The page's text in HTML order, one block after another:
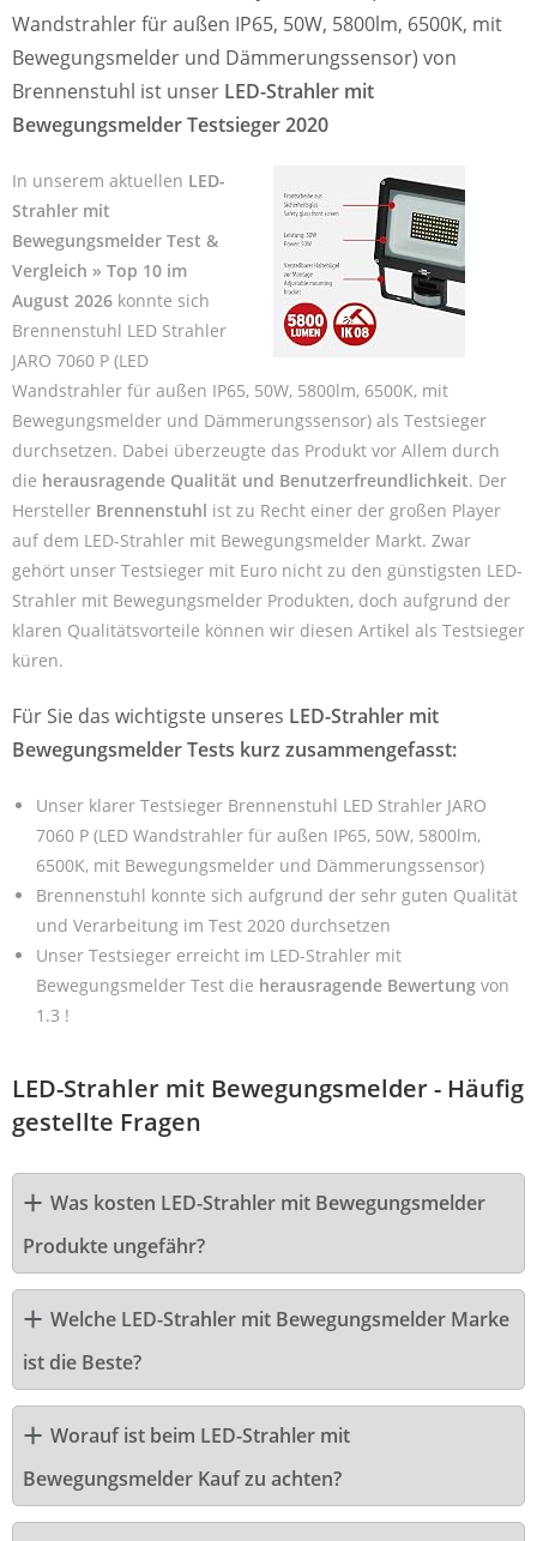
Wandstrahler für außen IP65, 50W, 5800lm, 6500K, mit
Bewegungsmelder und Dämmerungssensor) von
Brennenstuhl ist unser LED-Strahler mit
Bewegungsmelder Testsieger 2020
In unserem aktuellen LED-
Strahler mit
Bewegungsmelder Test &
Vergleich » Top 10 im
August 2026 konnte sich
Brennenstuhl LED Strahler
JARO 7060 P (LED
Wandstrahler für außen IP65, 50W, 5800lm, 6500K, mit
Bewegungsmelder und Dämmerungssensor) als Testsieger
durchsetzen. Dabei überzeugte das Produkt vor Allem durch
die herausragende Qualität und Benutzerfreundlichkeit. Der
Hersteller Brennenstuhl ist zu Recht einer der großen Player
auf dem LED-Strahler mit Bewegungsmelder Markt. Zwar
gehört unser Testsieger mit Euro nicht zu den günstigsten LED-
Strahler mit Bewegungsmelder Produkten, doch aufgrund der
klaren Qualitätsvorteile können wir diesen Artikel als Testsieger
küren.
Für Sie das wichtigste unseres LED-Strahler mit
Bewegungsmelder Tests kurz zusammengefasst:
Unser klarer Testsieger Brennenstuhl LED Strahler JARO
7060 P (LED Wandstrahler für außen IP65, 50W, 5800lm,
6500K, mit Bewegungsmelder und Dämmerungssensor)
Brennenstuhl konnte sich aufgrund der sehr guten Qualität
und Verarbeitung im Test 2020 durchsetzen
Unser Testsieger erreicht im LED-Strahler mit
Bewegungsmelder Test die herausragende Bewertung von
1.3 !
LED-Strahler mit Bewegungsmelder - Häufig
gestellte Fragen
Was kosten LED-Strahler mit Bewegungsmelder
Produkte ungefähr?
Welche LED-Strahler mit Bewegungsmelder Marke
ist die Beste?
Worauf ist beim LED-Strahler mit
Bewegungsmelder Kauf zu achten?